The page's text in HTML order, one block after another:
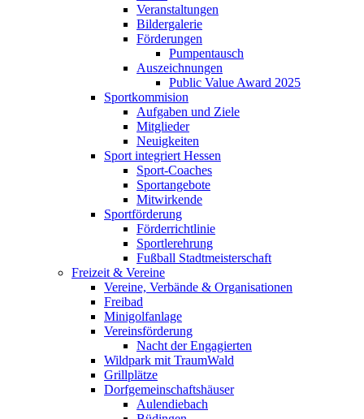
Veranstaltungen
Bildergalerie
Förderungen
Pumpentausch
Auszeichnungen
Public Value Award 2025
Sportkommision
Aufgaben und Ziele
Mitglieder
Neuigkeiten
Sport integriert Hessen
Sport-Coaches
Sportangebote
Mitwirkende
Sportförderung
Förderrichtlinie
Sportlerehrung
Fußball Stadtmeisterschaft
Freizeit & Vereine
Vereine, Verbände & Organisationen
Freibad
Minigolfanlage
Vereinsförderung
Nacht der Engagierten
Wildpark mit TraumWald
Grillplätze
Dorfgemeinschaftshäuser
Aulendiebach